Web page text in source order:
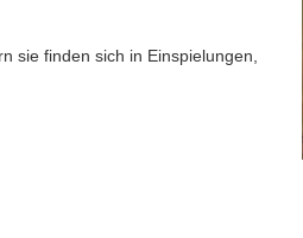
sie finden sich in Einspielungen,